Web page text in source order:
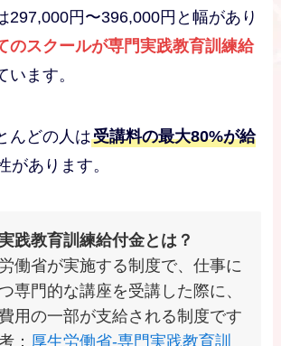
297,000円〜396,000円と幅があり
のスクールが専門実践教育訓練給
います。
んどの人は受講料の最大80%が給
があります。
践教育訓練給付金とは？
働省が実施する制度で、仕事に
専門的な講座を受講した際に、
用の一部が支給される制度です
： 厚生労働省-専門実践教育訓